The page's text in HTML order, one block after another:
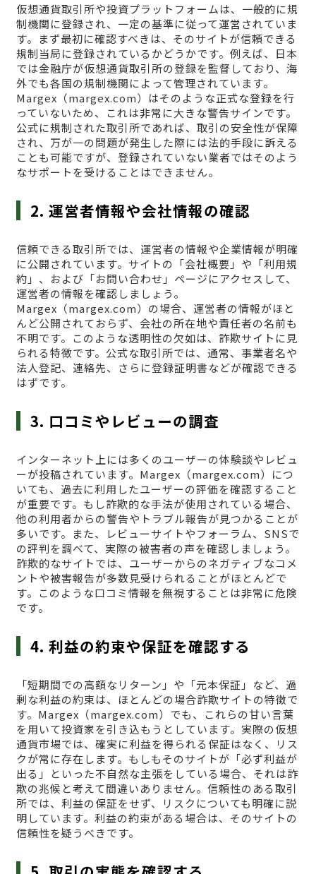
仮想通貨取引所や投資プラットフォームは、一般的に規
制機関に登録され、一定の基準に従って運営されていま
す。まず最初に確認すべきは、そのサイトが信頼できる
規制当局に登録されているかどうかです。例えば、日本
では金融庁が仮想通貨取引所の登録を監督しており、海
外でも各国の規制機関によって管理されています。
Margex（margex.com）はそのような正式な登録を行
っていないため、これは非常に大きな警告サインです。
公式に規制された取引所であれば、取引の安全性が保障
され、万が一の問題が発生した際には法的手段に訴える
ことも可能ですが、登録されていない業者ではそのよう
なサポートを受けることはできません。
2. 運営者情報や会社情報の確認
信頼できる取引所では、運営者の情報や企業情報が明確
に公開されています。サイトの「会社概要」や「利用規
約」、および「お問い合わせ」ページにアクセスして、
運営者の情報を確認しましょう。
Margex（margex.com）の場合、運営者の情報がほと
んど公開されておらず、会社の所在地や責任者の名前も
不明です。このような透明性の欠如は、詐欺サイトに見
られる特徴です。公式な取引所では、通常、事業者名や
法人登記、連絡先、さらに登録証明書などが確認できる
はずです。
3. 口コミやレビューの調査
インターネット上には多くのユーザーの体験談やレビュ
ーが投稿されています。Margex（margex.com）につ
いても、過去に利用したユーザーの評価を確認すること
が重要です。もし詐欺的な手法が使用されている場合、
他の利用者からの警告やトラブル報告が見つかることが
多いです。また、レビューサイトやフォーラム、SNSで
の評判を調べて、実際の被害者の声を確認しましょう。
詐欺的なサイトでは、ユーザーからのネガティブなコメ
ントや被害報告が多数見受けられることがほとんどで
す。このような口コミ情報を無視することは非常に危険
です。
4. 利益の約束や保証を確認する
「短期間での高額なリターン」や「元本保証」など、過
剰な利益の約束は、ほとんどの場合詐欺サイトの特徴で
す。Margex（margex.com）でも、これらの甘い言葉
を用いて投資家を引き込もうとしています。実際の仮想
通貨市場では、確実に利益を得られる保証はなく、リス
クが常に存在します。もしもそのサイトが「必ず利益が
出る」といった不自然な主張をしている場合、それは詐
欺の兆候と考えて間違いありません。信頼性のある取引
所では、利益の保証をせず、リスクについても明確に説
明しています。利益の約束がある場合は、そのサイトの
信頼性を疑うべきです。